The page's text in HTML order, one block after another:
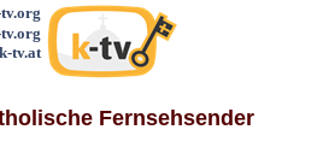
tv.at
Fernsehsender